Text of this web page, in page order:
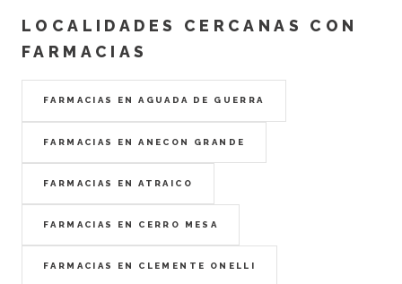
LOCALIDADES CERCANAS CON
FARMACIAS
FARMACIAS EN AGUADA DE GUERRA
FARMACIAS EN ANECON GRANDE
FARMACIAS EN ATRAICO
FARMACIAS EN CERRO MESA
FARMACIAS EN CLEMENTE ONELLI